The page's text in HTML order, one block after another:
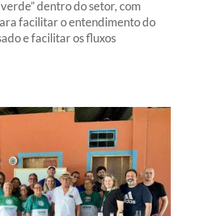
dentro do setor, com
facilitar o entendimento do
e facilitar os fluxos